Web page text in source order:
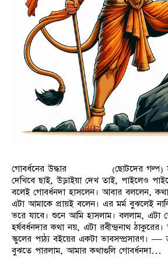
গোবর্ধনের উদ্ধার (ছোটদের গল্প)
দেখিবে ছাই, উড়াইয়া দেখ তাই, পাইলেও
বলেই গোবর্ধনদা হাসলেন। আবার বললেন,
এটা আমাকে প্রায়ই বলেন। এর মর্ম বুঝলেই
ভরে যাবে। শুনে আমি হাসলাম। বললাম, এটা
হর্ষবর্ধনদার কথা নয়, এটা রবীন্দ্রনাথ
স্কুলের পাঠ্য বইয়ের একটা ভাবসম্প্রসারণ।
বুঝতে পারলাম, আমার কথাগুলি গোবর্ধনদা…